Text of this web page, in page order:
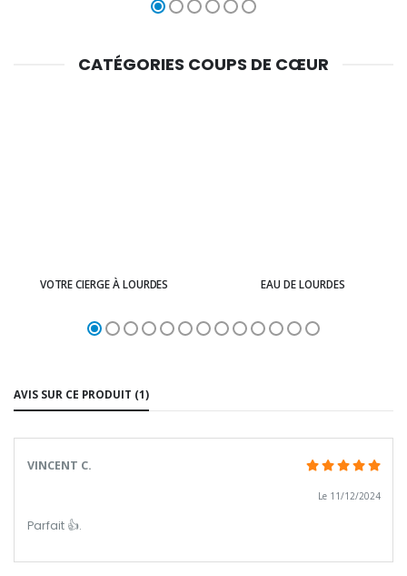
CATÉGORIES COUPS DE CŒUR
VOTRE CIERGE À LOURDES EAU DE LOURDES
AVIS SUR CE PRODUIT (1)
VINCENT C.
Le 11/12/2024
Parfait 👍.